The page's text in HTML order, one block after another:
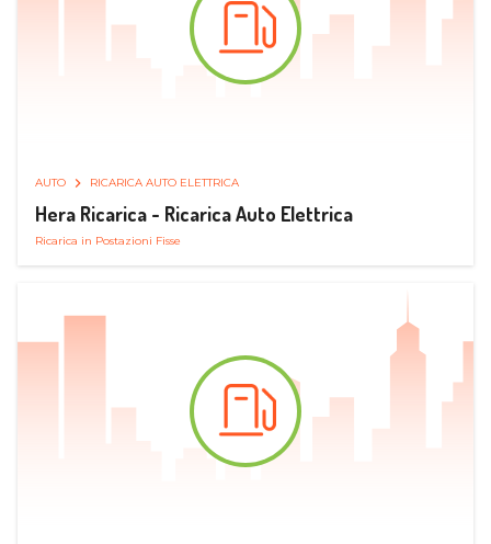
AUTO RICARICA AUTO ELETTRICA
Hera Ricarica - Ricarica Auto Elettrica
Ricarica in Postazioni Fisse